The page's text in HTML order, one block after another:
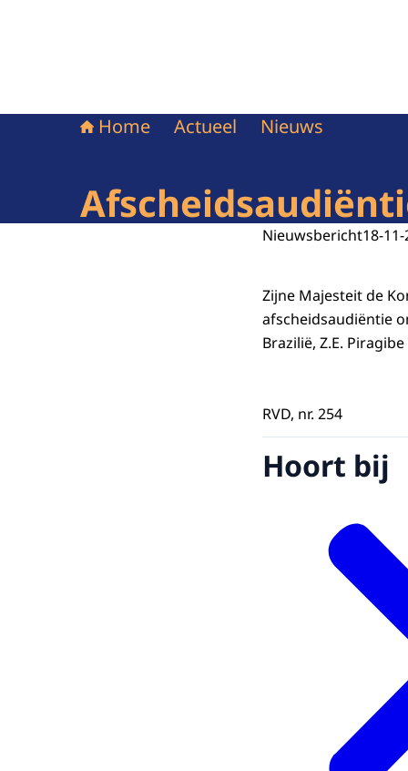
Home Actueel Nieuws
Nieuwsbericht18-
Zijne Majesteit de
afscheidsaudiëntie
Brazilië, Z.E.
RVD, nr. 254
Hoort bij